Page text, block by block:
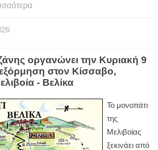
οργανώνει την Κυριακή 9
στον Κίσσαβο,
- Βελίκα
Το μονοπάτι
της
Μελιβοίας
ξεκινάει από